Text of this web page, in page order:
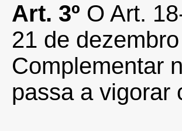
Art. 3º O Art.
21 de
Complementar
passa a vigorar